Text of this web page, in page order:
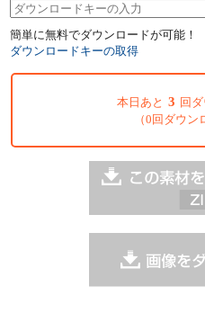
簡単に無料でダウンロードが可能！
ダウンロードキーの取得
本日あと 3 回
（0回ダウン